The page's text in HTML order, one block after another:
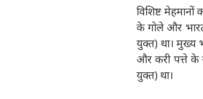
विशिष्ट मेहमानों
के गोले और
युक्त) था। मुख्य
और करी पत्ते
युक्त) था।